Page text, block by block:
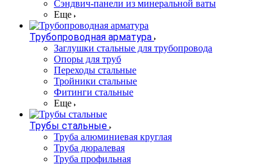
Сэндвич-панели из минеральной ваты
Еще
Трубопроводная арматура
Заглушки стальные для трубопровода
Опоры для труб
Переходы стальные
Тройники стальные
Фитинги стальные
Еще
Трубы стальные
Труба алюминиевая круглая
Труба дюралевая
Труба профильная